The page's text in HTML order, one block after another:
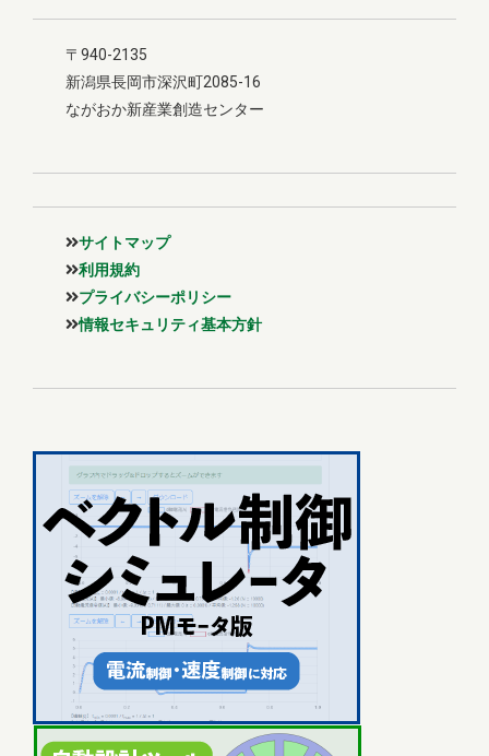
〒940-2135
新潟県長岡市深沢町2085-16
ながおか新産業創造センター
サイトマップ
利用規約
プライバシーポリシー
情報セキュリティ基本方針